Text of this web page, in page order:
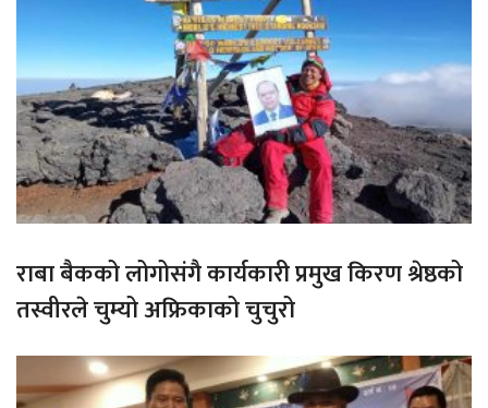
राबा बैकको लोगोसंगै कार्यकारी प्रमुख किरण श्रेष्ठको
तस्वीरले चुम्यो अफ्रिकाको चुचुरो